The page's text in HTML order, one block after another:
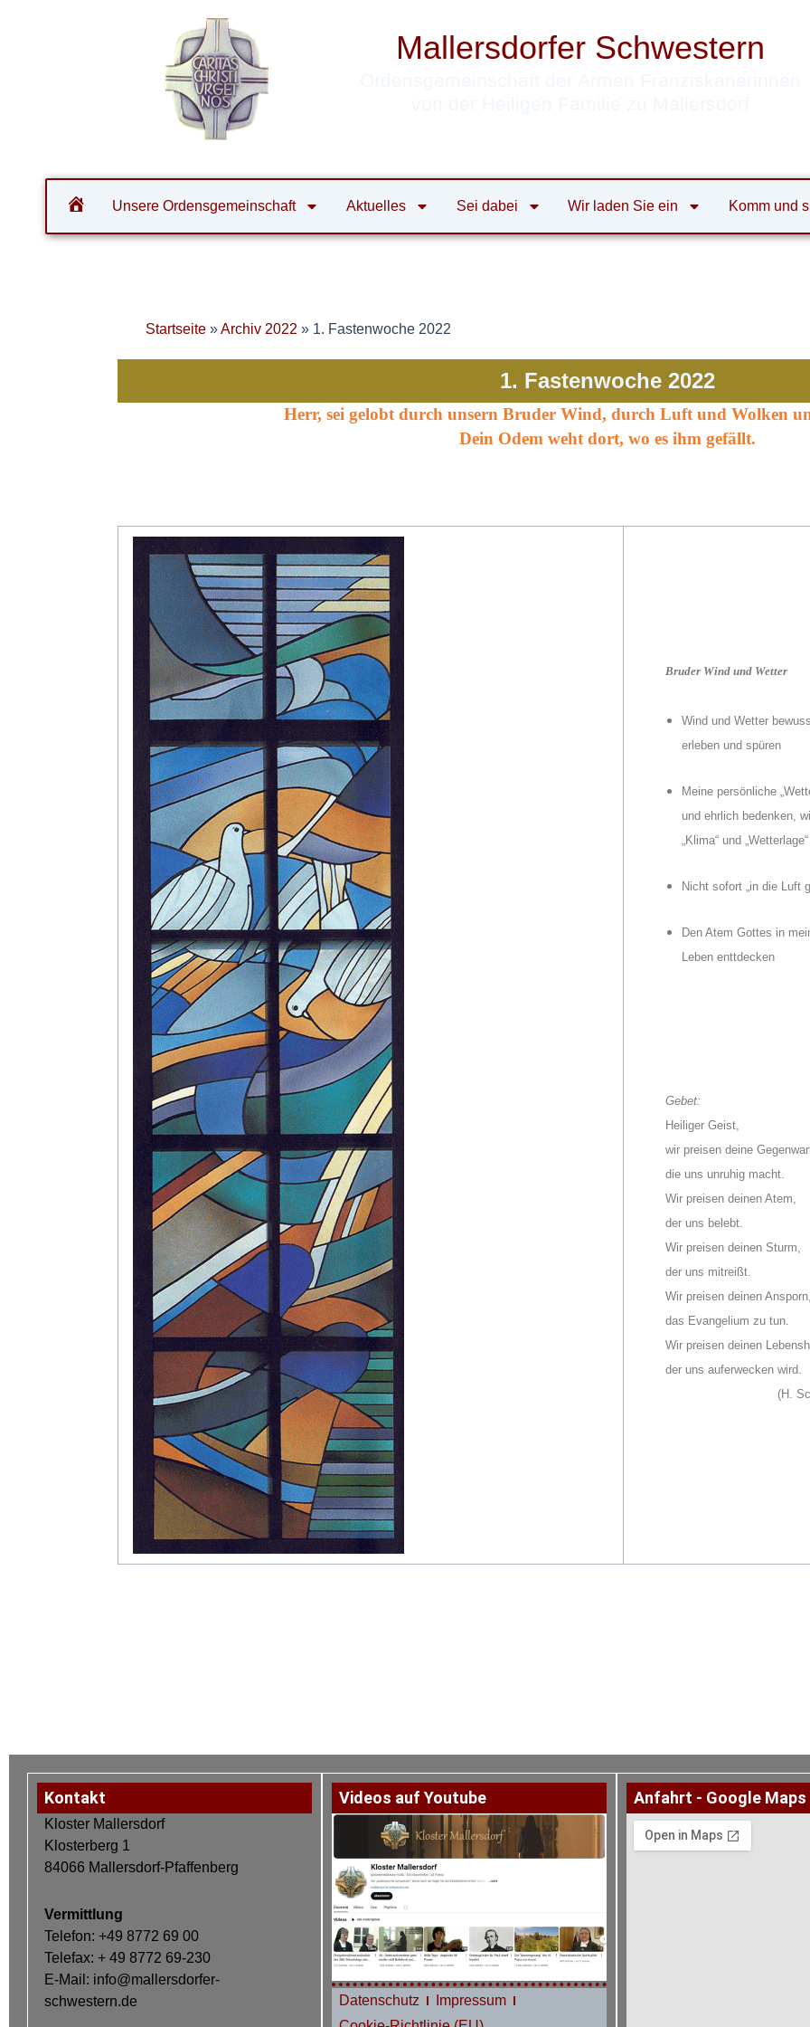
Mallersdorfer Schwestern
Unsere Ordensgemeinschaft Aktuelles Sei dabei Wir laden Sie ein Komm und
Startseite »Archiv 2022 » 1. Fastenwoche 2022
1. Fastenwoche 2022
Herr, sei gelobt durch unsern Bruder Wind, durch Luft und Wolken
Dein Odem weht dort, wo es ihm gefällt.
Bruder Wind und Wetter
Wind und Wetter
erleben und spüren
Meine persönliche
und ehrlich bedenken,
„Klima“ und
Nicht sofort „in die Luft
Den Atem Gottes in
Leben enttdecken
Gebet:
Heiliger Geist,
wir preisen deine
die uns unruhig macht.
Wir preisen deinen Atem,
der uns belebt.
Wir preisen deinen Sturm,
der uns mitreißt.
Wir preisen deinen Ansporn,
das Evangelium zu tun.
Wir preisen deinen
der uns auferwecken wird.
(H.
Kontakt
Kloster Mallersdorf
Klosterberg 1
84066 Mallersdorf-Pfaffenberg
Vermittlung
Telefon: +49 8772 69 00
Telefax: + 49 8772 69-230
E-Mail: info@mallersdorfer-
schwestern.de
Videos auf Youtube
Datenschutz
Impressum
Anfahrt - Google Maps